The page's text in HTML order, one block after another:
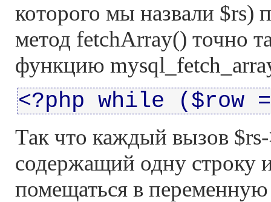
которого мы назвали $rs)
метод fetchArray() точно
функцию
<?php while ($row
Так что каждый вызов
содержащий одну строку
помещаться в